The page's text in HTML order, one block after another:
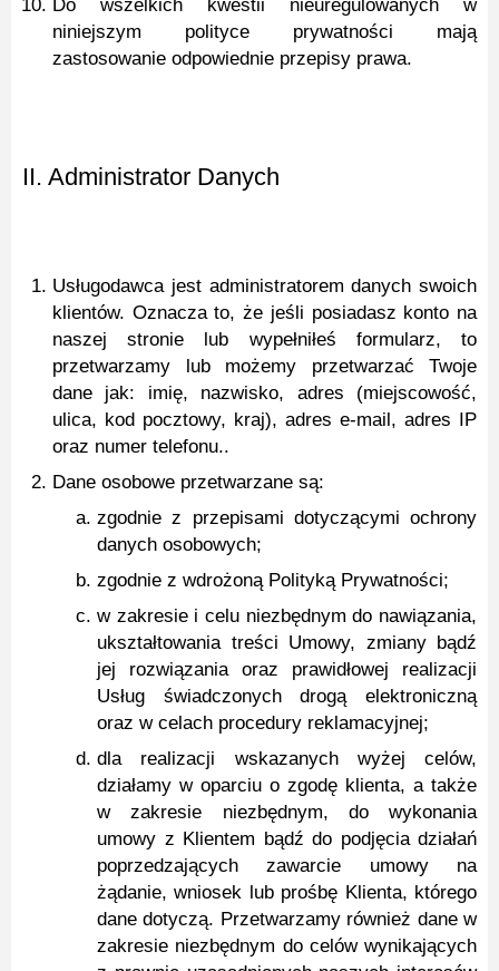
Do wszelkich kwestii nieuregulowanych w
niniejszym polityce prywatności mają
zastosowanie odpowiednie przepisy prawa.
II. Administrator Danych
Usługodawca jest administratorem danych swoich
klientów. Oznacza to, że jeśli posiadasz konto na
naszej stronie lub wypełniłeś formularz, to
przetwarzamy lub możemy przetwarzać Twoje
dane jak: imię, nazwisko, adres (miejscowość,
ulica, kod pocztowy, kraj), adres e-mail, adres IP
oraz numer telefonu..
Dane osobowe przetwarzane są:
zgodnie z przepisami dotyczącymi ochrony
danych osobowych;
zgodnie z wdrożoną Polityką Prywatności;
w zakresie i celu niezbędnym do nawiązania,
ukształtowania treści Umowy, zmiany bądź
jej rozwiązania oraz prawidłowej realizacji
Usług świadczonych drogą elektroniczną
oraz w celach procedury reklamacyjnej;
dla realizacji wskazanych wyżej celów,
działamy w oparciu o zgodę klienta, a także
w zakresie niezbędnym, do wykonania
umowy z Klientem bądź do podjęcia działań
poprzedzających zawarcie umowy na
żądanie, wniosek lub prośbę Klienta, którego
dane dotyczą. Przetwarzamy również dane w
zakresie niezbędnym do celów wynikających